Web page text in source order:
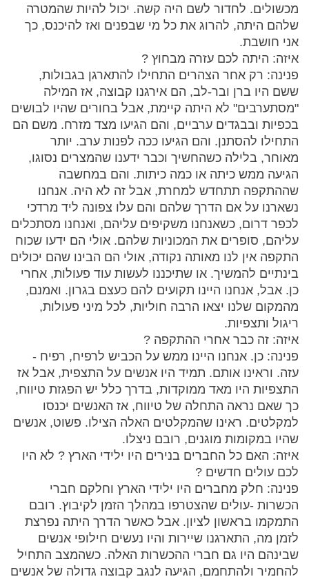
מכשולים. לחדור לשם היה קשה. יכול להיות שהמטרה
שלהם היתה, להרוג את כל מי שבפנים ואז להיכנס, כך
אני חושבת.
איזה: היתה לכם עזרה מבחוץ ?
פנינה: רק אחר הצהרים התחילו להתארגן בגבולות,
ששם היו ברן ובר-לב, הם אירגנו קבוצה, אז המילה
"מסתערבים" לא היתה קיימת, אבל בחורים שהיו לבושים
בכפיות ובבגדים ערביים, והם הגיעו מצד מזרח. משם הם
התחילו להסתנן. והם הגיעו ככה לפנות ערב. יותר
מאוחר, בלילה כשהחשיך וכבר ידענו שהמצרים נסוגו,
הגיעה ממש כיתה או כמה כיתות. והם במחשבה
שההתקפה תתחדש למחרת, אבל זה לא היה. אנחנו
נשארנו על אם הדרך שלהם והם עלו צפונה ליד מרדכי
לכפר דרום, כשאנחנו משקיפים עליהם, ואנחנו מסתכלים
עליהם, סופרים את המכוניות שלהם. אולי הם ידעו שכוח
התקפה אין לנו מאותה נקודה, אולי הם הבינו שהם יכולים
בינתיים להמשיך. או שתיכננו לעשות עוד פעולות, אחרי
כן. אבל, אנחנו היינו תקועים להם כעצם בגרון. ואמנם,
מהמקום שלנו יצאו הרבה חוליות, לכל מיני פעולות,
ריגול ותצפיות.
איזה: זה כבר אחרי ההתקפה ?
פנינה: כן. אנחנו היינו ממש על הכביש לרפיח, רפיח -
עזה. וראינו אותם. תמיד היו אנשים על התצפית, אבל אז
התצפיות היו מאד ממוקדות, בדרך כלל יש הפגזת טיווח,
כך שאם נראה התחלה של טיווח, אז האנשים יכנסו
למקלטים. ראינו שהמקלטים האלה הצילו. פשוט, אנשים
שהיו במקומות מוגנים, רובם ניצלו.
איזה: האם כל החברים בנירים היו ילידי הארץ ? לא היו
לכם עולים חדשים ?
פנינה: חלק מחברים היו ילידי הארץ וחלקם חברי
הכשרות -עולים שהצטרפו במהלך הזמן לקיבוץ. רובם
התמקמו בראשון לציון. אבל כאשר הדרך היתה נפרצת
לזמן מה, התארגנו שיירות והיו נעשים חילופי אנשים
שבינהם היו גם חברי ההכשרות האלה. כשהמצב התחיל
להחמיר ולהתחמם, הגיעה לנגב קבוצה גדולה של אנשים